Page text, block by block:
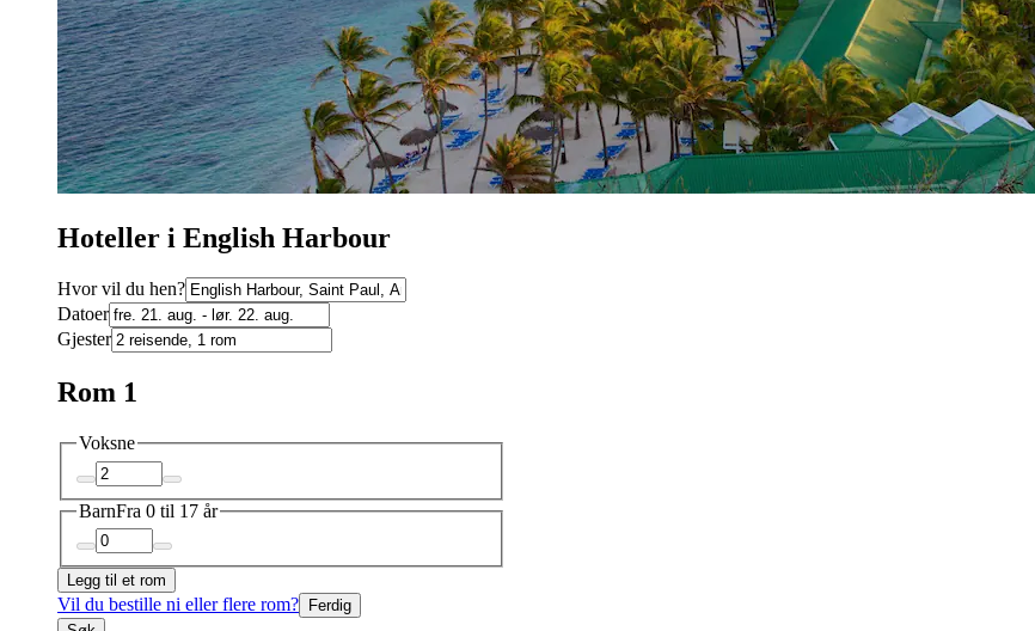
Hoteller i English Harbour
Hvor vil du hen?
Datoer
Gjester
Rom 1
Voksne
BarnFra 0 til 17 år
Legg til et rom
Vil du bestille ni eller flere rom?
Ferdig